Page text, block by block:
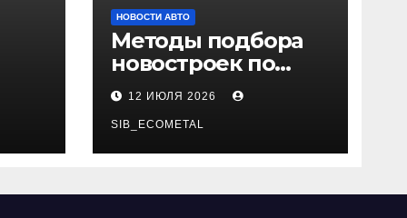
НОВОСТИ АВТО
Методы подбора
новостроек по
заданным
критериям
12 ИЮЛЯ 2026
SIB_ECOMETAL